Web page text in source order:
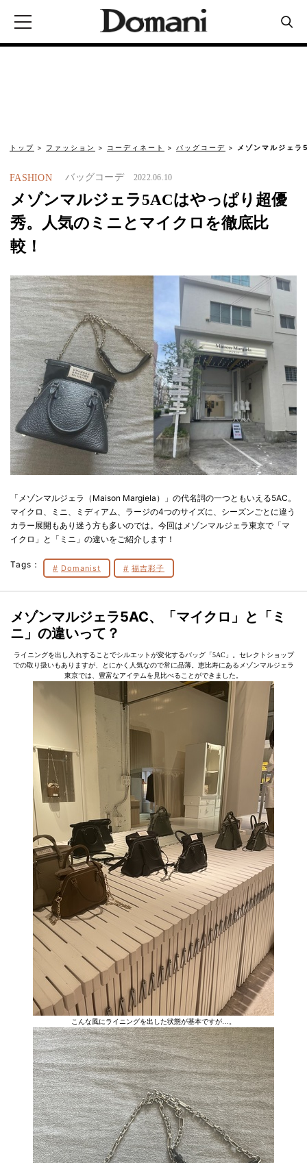
トップ ファッション コーディネート バッグコーデ メゾンマルジェ
FASHION バッグコーデ 2022.06.10
メゾンマルジェラ5ACはやっぱり超優
秀。人気のミニとマイクロを徹底比
較！
「メゾンマルジェラ（Maison Margiela）」の代名詞の一つともいえる5AC。
マイクロ、ミニ、ミディアム、ラージの4つのサイズに、シーズンごとに違う
カラー展開もあり迷う方も多いのでは。今回はメゾンマルジェラ東京で「マ
イクロ」と「ミニ」の違いをご紹介します！
Tags： Domanist 福吉彩子
メゾンマルジェラ5AC、「マイクロ」と「ミ
ニ」の違いって？
ライニングを出し入れすることでシルエットが変化するバッグ「5AC」。セレクトショップ
での取り扱いもありますが、とにかく人気なので常に品薄。恵比寿にあるメゾンマルジェラ
東京では、豊富なアイテムを見比べることができました。
こんな風にライニングを出した状態が基本ですが…。